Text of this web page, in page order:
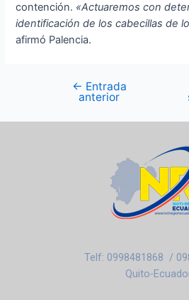
contención. «Actuaremos con
identificación de los cabecillas de
afirmó Palencia.
← Entrada
anterior
Telf: 0998481868 /
Quito-